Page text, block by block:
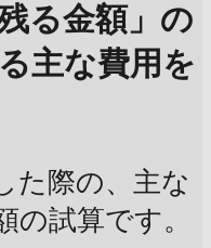
る金額」の
主な費用を
た際の、主な
の試算です。